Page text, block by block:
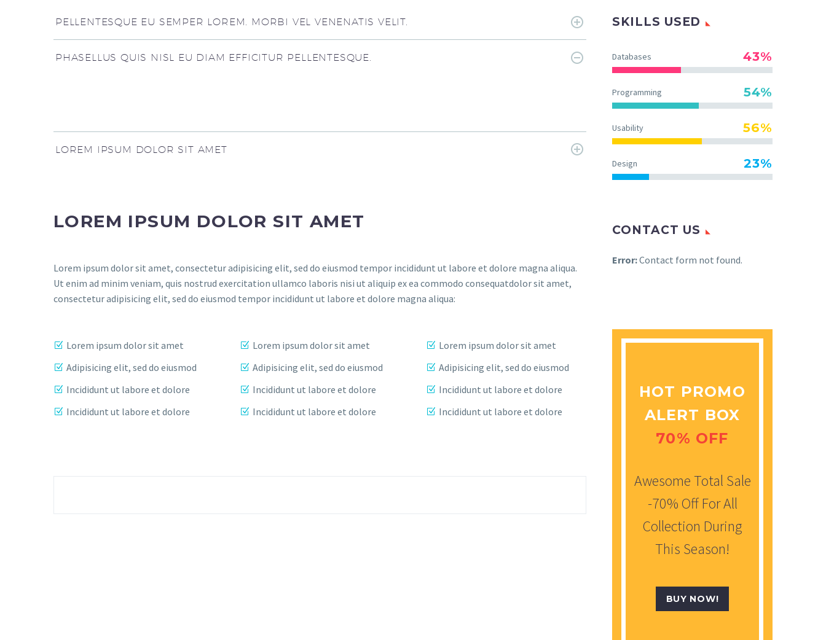
PELLENTESQUE EU SEMPER LOREM. MORBI VEL VENENATIS VELIT.
PHASELLUS QUIS NISL EU DIAM EFFICITUR PELLENTESQUE.
LOREM IPSUM DOLOR SIT AMET
LOREM IPSUM DOLOR SIT AMET
Lorem ipsum dolor sit amet, consectetur adipisicing elit, sed do eiusmod tempor incididunt ut labore et dolore magna aliqua.
Ut enim ad minim veniam, quis nostrud exercitation ullamco laboris nisi ut aliquip ex ea commodo consequatdolor sit amet,
consectetur adipisicing elit, sed do eiusmod tempor incididunt ut labore et dolore magna aliqua:
Lorem ipsum dolor sit amet
Adipisicing elit, sed do eiusmod
Incididunt ut labore et dolore
Incididunt ut labore et dolore
Lorem ipsum dolor sit amet
Adipisicing elit, sed do eiusmod
Incididunt ut labore et dolore
Incididunt ut labore et dolore
Lorem ipsum dolor sit amet
Adipisicing elit, sed do eiusmod
Incididunt ut labore et dolore
Incididunt ut labore et dolore
SKILLS USED
Databases 43%
Programming 54%
Usability 56%
Design 23%
CONTACT US
Error:Contact form not found.
HOT PROMO
ALERT BOX
70% OFF
Awesome Total Sale
-70% Off For All
Collection During
This Season!
BUY NOW!